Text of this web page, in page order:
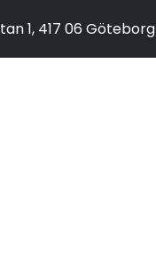
1, 417 06 Göteborg